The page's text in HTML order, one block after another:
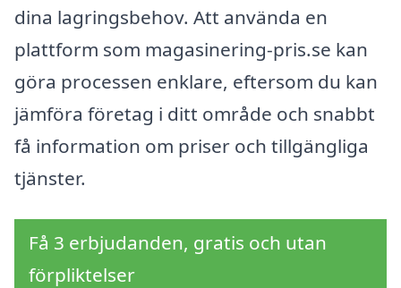
dina lagringsbehov. Att använda en
plattform som magasinering-pris.se kan
göra processen enklare, eftersom du kan
jämföra företag i ditt område och snabbt
få information om priser och tillgängliga
tjänster.
Få 3 erbjudanden, gratis och utan
förpliktelser